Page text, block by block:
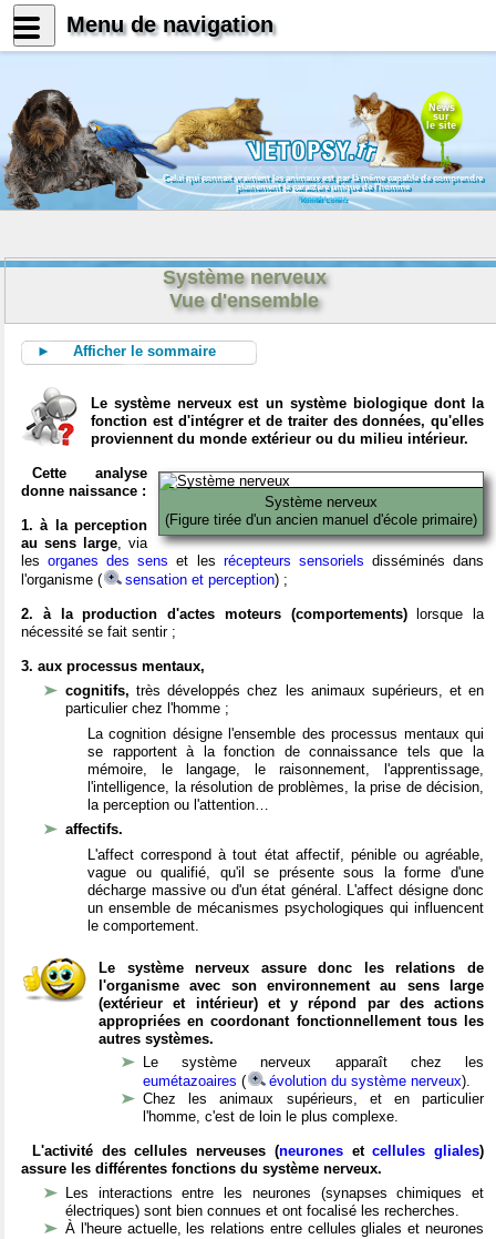
News
sur
le site
Celui qui connait vraiment les animaux est par là même capable de comprendre
pleinement le caractère unique de l'homme
Konrad Lorenz
Système nerveux
Vue d'ensemble
► Afficher le sommaire
Le système nerveux est un système biologique dont la
fonction est d'intégrer et de traiter des données, qu'elles
proviennent du monde extérieur ou du milieu intérieur.
Système nerveux
(Figure tirée d'un ancien manuel d'école primaire)
Cette analyse
donne naissance :
1. à la perception
au sens large, via
lesorganes des sens et les récepteurs sensoriels disséminés dans
l'organisme (
sensation et perception) ;
2. à la production d'actes moteurs (comportements)lorsque la
nécessité se fait sentir ;
3. aux processus mentaux,
cognitifs,très développés chez les animaux supérieurs, et en
particulier chez l'homme ;
La cognition désigne l'ensemble des processus mentaux qui
se rapportent à la fonction de connaissance tels que la
mémoire, le langage, le raisonnement, l'apprentissage,
l'intelligence, la résolution de problèmes, la prise de décision,
la perception ou l'attention…
affectifs.
L'affect correspond à tout état affectif, pénible ou agréable,
vague ou qualifié, qu'il se présente sous la forme d'une
décharge massive ou d'un état général. L'affect désigne donc
un ensemble de mécanismes psychologiques qui influencent
le comportement.
Le système nerveux assure donc les relations de
l'organisme avec son environnement au sens large
(extérieur et intérieur) et y répond par des actions
appropriées en coordonant fonctionnellement tous les
autres systèmes.
Le système nerveux apparaît chez les
eumétazoaires ( évolution du système nerveux).
Chez les animaux supérieurs, et en particulier
l'homme, c'est de loin le plus complexe.
L'activité des cellules nerveuses (neuronesetcellules gliales)
assure les différentes fonctions du système nerveux.
Les interactions entre les neurones (synapses chimiques et
électriques) sont bien connues et ont focalisé les recherches.
À l'heure actuelle, les relations entre cellules gliales et neurones
Menu de navigation